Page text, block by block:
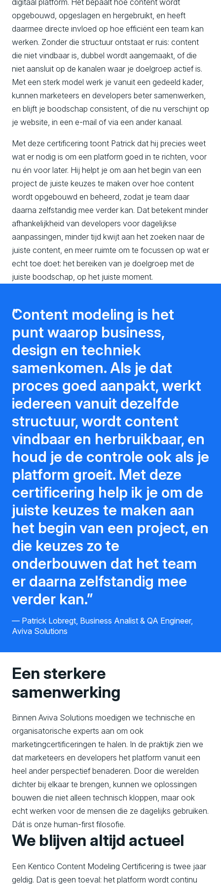
digitaal platform. Het bepaalt hoe content wordt
opgebouwd, opgeslagen en hergebruikt, en heeft
daarmee directe invloed op hoe efficiënt een team kan
werken. Zonder die structuur ontstaat er ruis: content
die niet vindbaar is, dubbel wordt aangemaakt, of die
niet aansluit op de kanalen waar je doelgroep actief is.
Met een sterk model werk je vanuit een gedeeld kader,
kunnen marketeers en developers beter samenwerken,
en blijft je boodschap consistent, of die nu verschijnt op
je website, in een e-mail of via een ander kanaal.
Met deze certificering toont Patrick dat hij precies weet
wat er nodig is om een platform goed in te richten, voor
nu én voor later. Hij helpt je om aan het begin van een
project de juiste keuzes te maken over hoe content
wordt opgebouwd en beheerd, zodat je team daar
daarna zelfstandig mee verder kan. Dat betekent minder
afhankelijkheid van developers voor dagelijkse
aanpassingen, minder tijd kwijt aan het zoeken naar de
juiste content, en meer ruimte om te focussen op wat er
echt toe doet: het bereiken van je doelgroep met de
juiste boodschap, op het juiste moment.
Content modeling is het
punt waarop business,
design en techniek
samenkomen. Als je dat
proces goed aanpakt, werkt
iedereen vanuit dezelfde
structuur, wordt content
vindbaar en herbruikbaar, en
houd je de controle ook als je
platform groeit. Met deze
certificering help ik je om de
juiste keuzes te maken aan
het begin van een project, en
die keuzes zo te
onderbouwen dat het team
er daarna zelfstandig mee
verder kan.
Patrick Lobregt, Business Analist & QA Engineer,
Aviva Solutions
Een sterkere
samenwerking
Binnen Aviva Solutions moedigen we technische en
organisatorische experts aan om ook
marketingcertificeringen te halen. In de praktijk zien we
dat marketeers en developers het platform vanuit een
heel ander perspectief benaderen. Door die werelden
dichter bij elkaar te brengen, kunnen we oplossingen
bouwen die niet alleen technisch kloppen, maar ook
echt werken voor de mensen die ze dagelijks gebruiken.
Dát is onze human-first filosofie.
We blijven altijd actueel
Een Kentico Content Modeling Certificering is twee jaar
geldig. Dat is geen toeval: het platform wordt continu